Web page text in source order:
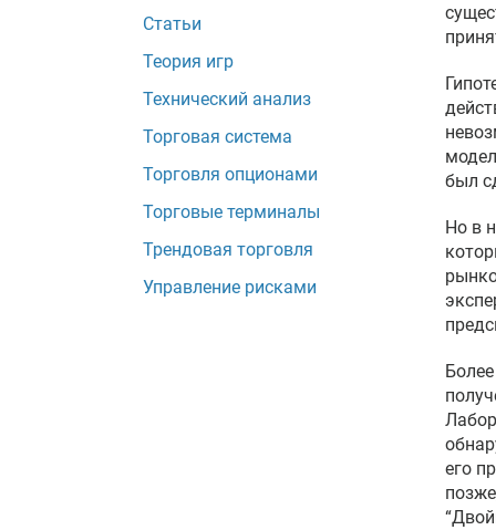
Статьи
Теория игр
Технический анализ
Торговая система
Торговля опционами
Торговые терминалы
Трендовая торговля
Управление рисками
был
Но в
его